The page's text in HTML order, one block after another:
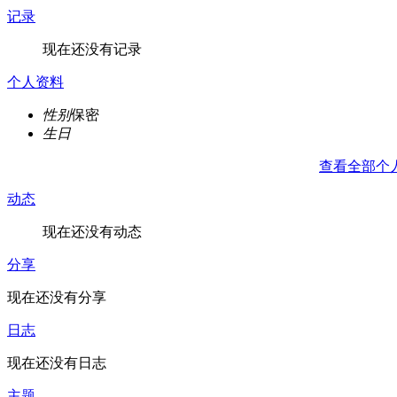
记录
现在还没有记录
个人资料
性别保密
生日
查看全部个
动态
现在还没有动态
分享
现在还没有分享
日志
现在还没有日志